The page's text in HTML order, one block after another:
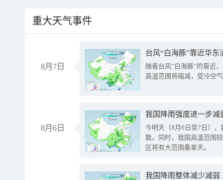
重大天气事件
8月7日
台风“白海豚”靠近华
随着台风“白海豚”的靠近
高温范围将缩减，受冷空
8月6日
今明天（8月6日至7日）
散。同时，我国高温范围
区将有大范围桑拿天。
我国降雨整体减少减弱